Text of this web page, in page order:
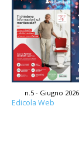
n.5 - Giugno 2026
Edicola Web